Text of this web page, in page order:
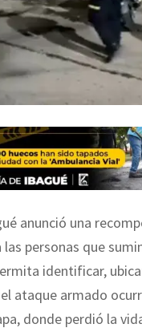
anunció una
las personas que
identificar,
ataque armado
donde perdió la